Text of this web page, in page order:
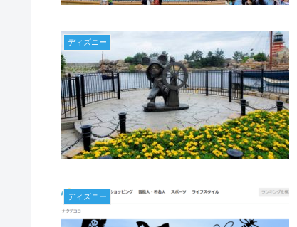
ディズニー
ディズニー